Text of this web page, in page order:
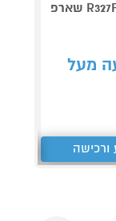
ליטר R327FH(S) שארפ
מעל
ורכישה